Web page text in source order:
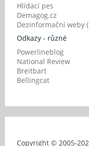
Hlídací pes
Demagog.cz
Dezinformační weby
Odkazy - různé
Powerlineblog
National Review
Breitbart
Bellingcat
Copyright © 2005-